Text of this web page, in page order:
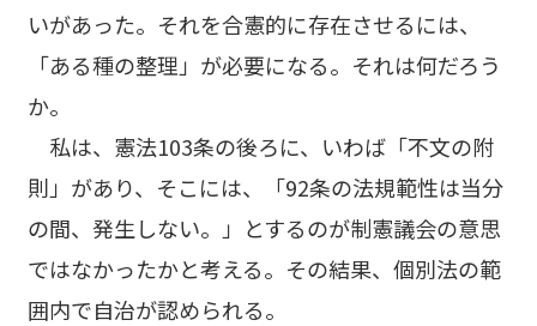
いがあった。それを合憲的に存在させるには、
「ある種の整理」が必要になる。それは何だろう
か。
私は、憲法103条の後ろに、いわば「不文の附
則」があり、そこには、「92条の法規範性は当分
の間、発生しない。」とするのが制憲議会の意思
ではなかったかと考える。その結果、個別法の範
囲内で自治が認められる。